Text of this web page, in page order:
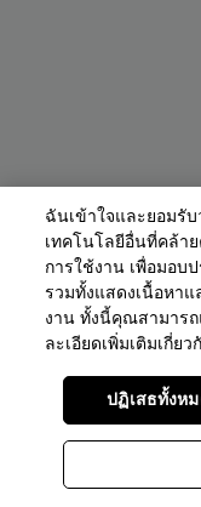
ฉันเข้าใจและยอมรั
เทคโนโลยีอื่นที่คล้า
การใช้งาน เพื่อมอบ
รวมทั้งแสดงเนื้อหา
งาน ทั้งนี้คุณสามารถ
ละเอียดเพิ่มเติมเกี่ยว
ปฏิเสธทั้งห